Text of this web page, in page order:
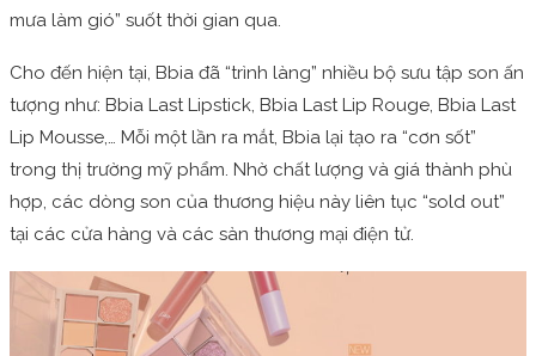
mưa làm gió” suốt thời gian qua.
Cho đến hiện tại, Bbia đã “trình làng” nhiều bộ sưu tập son ấn
tượng như: Bbia Last Lipstick, Bbia Last Lip Rouge, Bbia Last
Lip Mousse,… Mỗi một lần ra mắt, Bbia lại tạo ra “cơn sốt”
trong thị trường mỹ phẩm. Nhờ chất lượng và giá thành phù
hợp, các dòng son của thương hiệu này liên tục “sold out”
tại các cửa hàng và các sàn thương mại điện tử.